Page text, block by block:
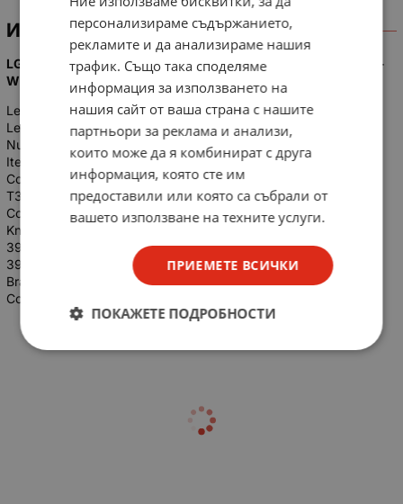
ИНФОРМАЦИЯ
LG INNOTEK POLA2.0 39'' A TYPE REV 0.0 - 34.2 Cm 4 Leds -
WK-304 Led Tv Bar Features
Led Length: 34.2 Cm
Led Type: D-LED
Number of Leds: 4 Pieces
Item Number: LG INNOTEK POLA2.0 39'' A TYPE REV 0.0
Compatible Panel Models: HC390DUN-VCFP1-21XX ,
T390HVN02.2 , HC390DUN-VCFP1-11XX , HC390DUNVAHS1
Compatible Brands: LG
Known TV Models: 39LN5420 , 39LA620S , 39LN575S ,
39LN5300 , 39LN5400 , 39LN5700 , 39LN5100 , 39LN575V ,
39LN578V
Brand: Weko
Code: WK-304
персонализираме съдържанието,
рекламите и да анализираме нашия
трафик. Също така споделяме
информация за използването на
нашия сайт от ваша страна с нашите
партньори за реклама и анализи,
които може да я комбинират с друга
информация, която сте им
предоставили или която са събрали от
вашето използване на техните услуги.
ПРИЕМЕТЕ ВСИЧКИ
ПОКАЖЕТЕ ПОДРОБНОСТИ